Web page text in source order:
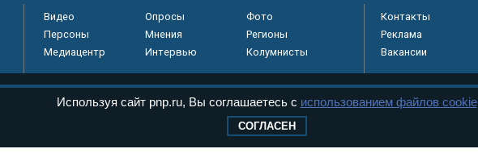
Видео Опросы
Фото
Персоны
Мнения
Регионы
Медиацентр
Интервью Колумнисты
Контакты
Реклама
Вакансии
Используя сайт pnp.ru, Вы соглашаетесь с использованием файлов cookie
СОГЛАСЕН